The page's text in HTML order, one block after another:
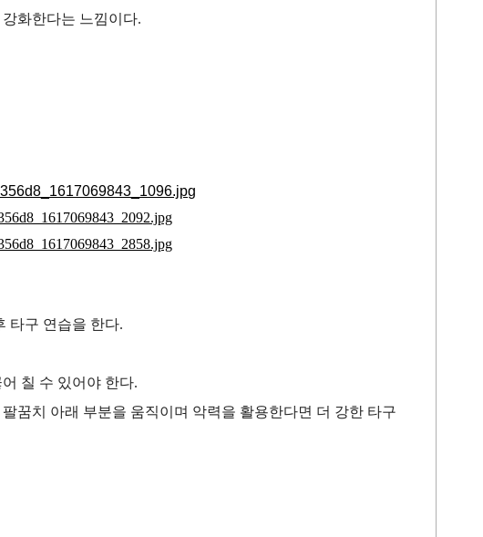
화한다는 느낌이다.
타구 연습을 한다.
칠 수 있어야 한다.
꿈치 아래 부분을 움직이며 악력을 활용한다면 더 강한 타구